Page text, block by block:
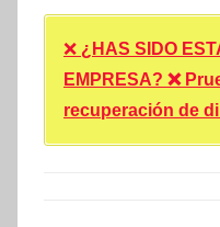
❌ ¿HAS SIDO
EMPRESA? ❌
recuperación de